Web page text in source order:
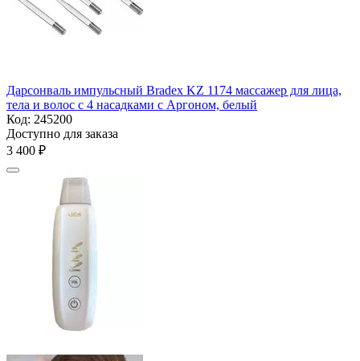
Дарсонваль импульсный Bradex KZ 1174 массажер для лица,
тела и волос с 4 насадками с Аргоном, белый
Код: 245200
Доступно для заказа
3 400 ₽